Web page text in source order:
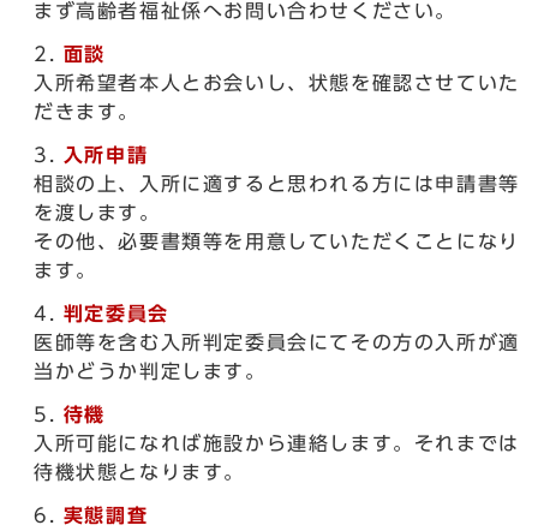
まず高齢者福祉係へお問い合わせください。
面談
入所希望者本人とお会いし、状態を確認させていた
だきます。
入所申請
相談の上、入所に適すると思われる方には申請書等
を渡します。
その他、必要書類等を用意していただくことになり
ます。
判定委員会
医師等を含む入所判定委員会にてその方の入所が適
当かどうか判定します。
待機
入所可能になれば施設から連絡します。それまでは
待機状態となります。
実態調査